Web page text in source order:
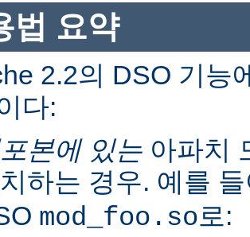
법 요약
2.2의 DSO 기능
다:
본에 있는 아파치
하는 경우. 예를
mod_foo.so로: